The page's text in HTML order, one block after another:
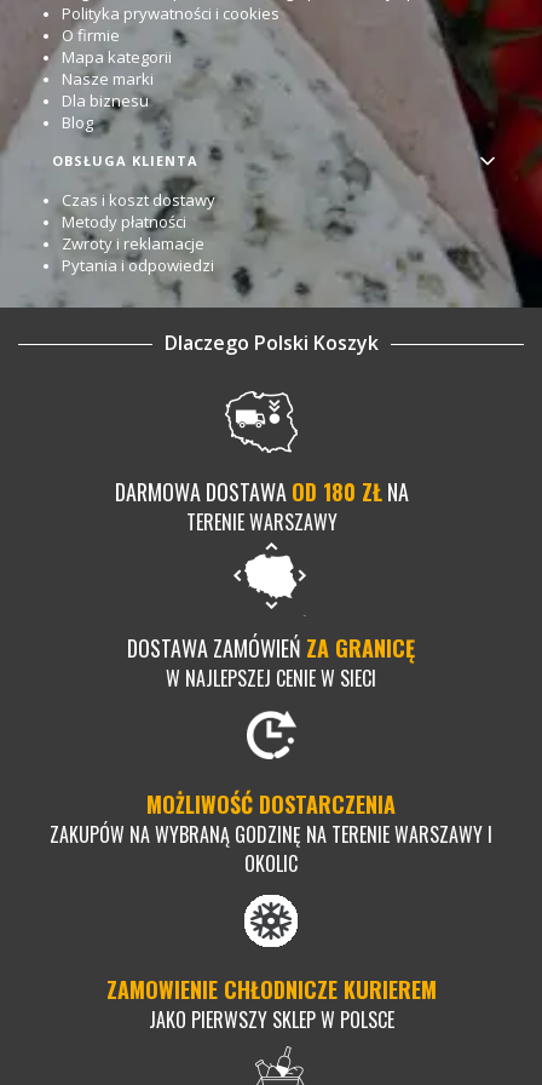
Polityka prywatności i cookies
O firmie
Mapa kategorii
Nasze marki
Dla biznesu
Blog
OBSŁUGA KLIENTA
Czas i koszt dostawy
Metody płatności
Zwroty i reklamacje
Pytania i odpowiedzi
Dlaczego Polski Koszyk
DARMOWA DOSTAWAOD 180 ZŁNA
TERENIE WARSZAWY
DOSTAWA ZAMÓWIEŃ ZA GRANICĘ
W NAJLEPSZEJ CENIE W SIECI
MOŻLIWOŚĆ DOSTARCZENIA
ZAKUPÓW NA WYBRANĄ GODZINĘ NA TERENIE WARSZAWY I
OKOLIC
ZAMOWIENIE CHŁODNICZE KURIEREM
JAKO PIERWSZY SKLEP W POLSCE